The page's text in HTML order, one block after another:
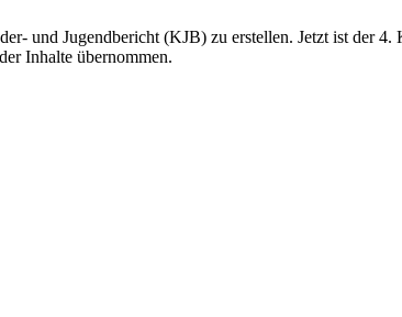
und Jugendbericht (KJB) zu erstellen. Jetzt ist der
Inhalte übernommen.